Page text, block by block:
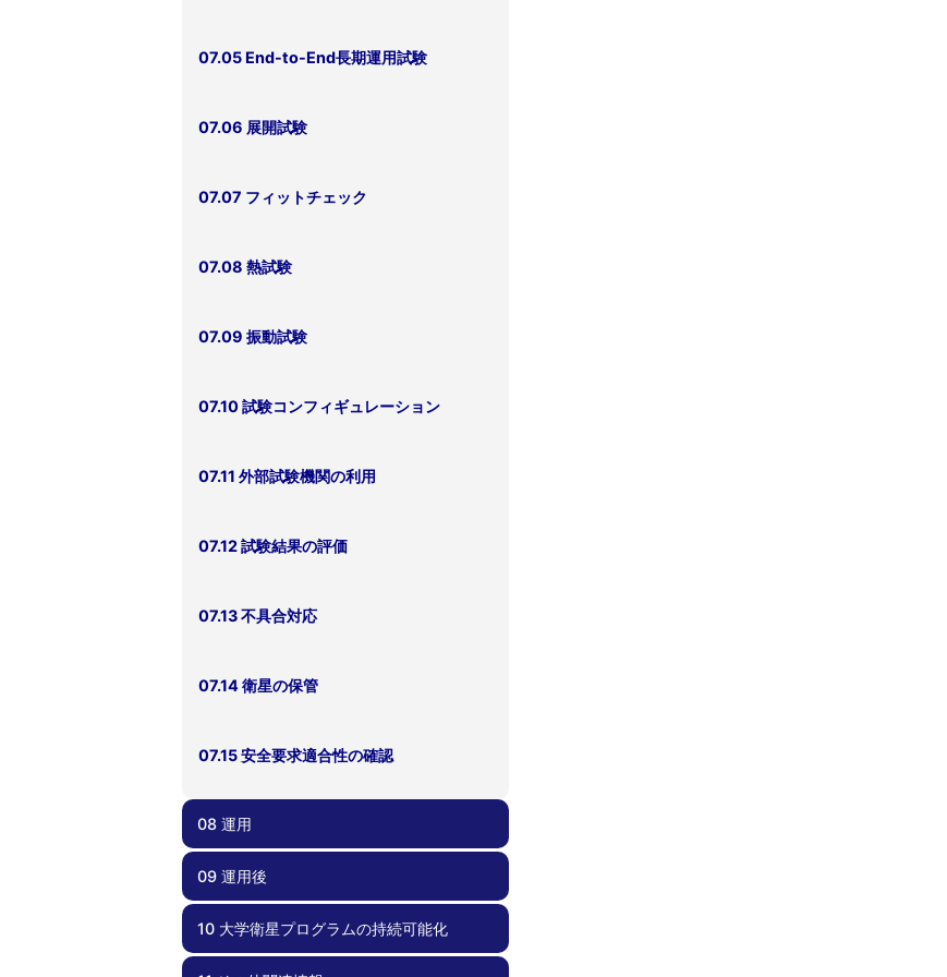
07.05 End-to-End長期運用試験
07.06 展開試験
07.07 フィットチェック
07.08 熱試験
07.09 振動試験
07.10 試験コンフィギュレーション
07.11 外部試験機関の利用
07.12 試験結果の評価
07.13 不具合対応
07.14 衛星の保管
07.15 安全要求適合性の確認
08 運用
08.00 運用
08.01 地上系準備・メンテナンス
08.02 運用計画
08.03 不具合対応
09 運用後
09.00 運用後
09.01 レッスンズラーンド
09.02 記録化と成果報告・公開
09.03 ノウハウ共有
10 大学衛星プログラムの持続可能化